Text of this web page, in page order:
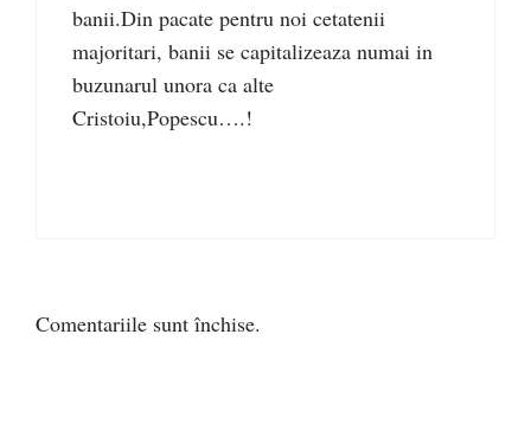
banii.Din pacate pentru noi cetatenii
majoritari, banii se capitalizeaza numai in
buzunarul unora ca alte
Cristoiu,Popescu….!
Comentariile sunt închise.